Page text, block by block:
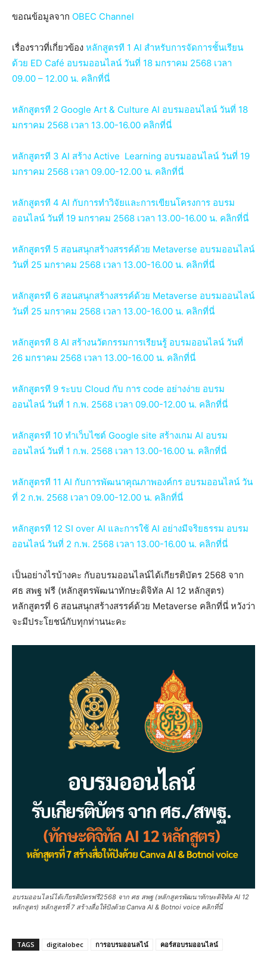
ขอณข้อมูลจาก OBEC Channel
เรื่องราวที่เกี่ยวข้อง หลักสูตรที 1 AI สำหรับการจัดการชั้นเรียน
ด้วย ED Café อบรมออนไลน์ วันที่ 18 มกราคม 2568 เวลา
09.00 – 12.00 น. คลิกที่นี่
หลักสูตรที 2 Google Art & Culture AI อบรมออนไลน์ วันที่ 18
มกราคม 2568 เวลา 13.00-16.00 คลิกที่นี่
หลักสูตรที 3 AI สร้าง Active Learning อบรมออนไลน์ วันที่ 19
มกราคม 2568 เวลา 09.00-12.00 น. คลิกที่นี่
หลักสูตรที 4 AI กับการทำวิจัยและการเขียนโครงการ อบรม
ออนไลน์ วันที่ 19 มกราคม 2568 เวลา 13.00-16.00 น. คลิกที่นี่
หลักสูตรที 5 สอนสนุกสร้างสรรค์ด้วย Metaverse อบรมออนไลน์
วันที่ 25 มกราคม 2568 เวลา 13.00-16.00 น. คลิกที่นี่
หลักสูตรที 6 สอนสนุกสร้างสรรค์ด้วย Metaverse อบรมออนไลน์
วันที่ 25 มกราคม 2568 เวลา 13.00-16.00 น. คลิกที่นี่
หลักสูตรที 8 AI สร้างนวัตกรรมการเรียนรู้ อบรมออนไลน์ วันที่
26 มกราคม 2568 เวลา 13.00-16.00 น. คลิกที่นี่
หลักสูตรที 9 ระบบ Cloud กับ การ code อย่างง่าย อบรม
ออนไลน์ วันที่ 1 ก.พ. 2568 เวลา 09.00-12.00 น. คลิกที่นี่
หลักสูตรที 10 ทำเว็บไซต์ Google site สร้างเกม AI อบรม
ออนไลน์ วันที่ 1 ก.พ. 2568 เวลา 13.00-16.00 น. คลิกที่นี่
หลักสูตรที 11 AI กับการพัฒนาคุณภาพองค์กร อบรมออนไลน์ วัน
ที่ 2 ก.พ. 2568 เวลา 09.00-12.00 น. คลิกที่นี่
หลักสูตรที 12 SI over AI และการใช้ AI อย่างมีจริยธรรม อบรม
ออนไลน์ วันที่ 2 ก.พ. 2568 เวลา 13.00-16.00 น. คลิกที่นี่
เป็นอย่างไรบ้างคะ กับอบรมออนไลน์ได้เกียรติบัตร 2568 จาก
ศธ สพฐ ฟรี (หลักสูตรพัฒนาทักษะดิจิทัล AI 12 หลักสูตร)
หลักสูตรที่ 6 สอนสนุกสร้างสรรค์ด้วย Metaverse คลิกที่นี่ หวังว่า
จะมีประโยชน์กับทุกท่านนะคะ
อบรมออนไลน์ได้เกียรติบัตรฟรี2568 จาก ศธ สพฐ (หลักสูตรพัฒนาทักษะดิจิทัล AI 12
หลักสูตร) หลักสูตรที่ 7 สร้างสื่อให้ปังด้วย Canva AI & Botnoi voice คลิกที่นี่
TAGS digitalobec การอบรมออนลไน์ คอร์สอบรมออนไลน์